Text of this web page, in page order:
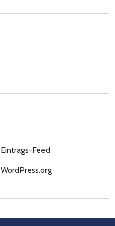
Eintrags-Feed
WordPress.org